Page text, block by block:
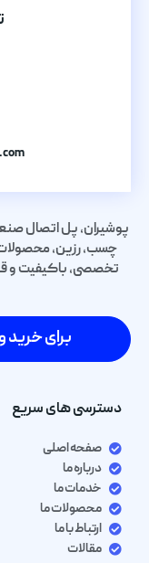
پوشیران، پل اتصال
چسب، رزین،
تخصصی، باکیفیت و
برای خرید
دسترسی های سریع
صفحه اصلی
درباره ما
خدمات ما
محصولات ما
ارتباط با ما
مقالات